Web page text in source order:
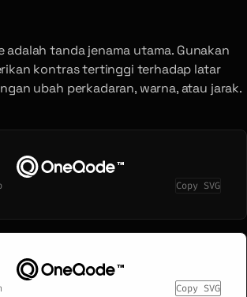
adalah tanda jenama utama. Gunakan
kontras tertinggi terhadap latar
ubah perkadaran, warna, atau jarak.
Copy SVG
Copy SVG